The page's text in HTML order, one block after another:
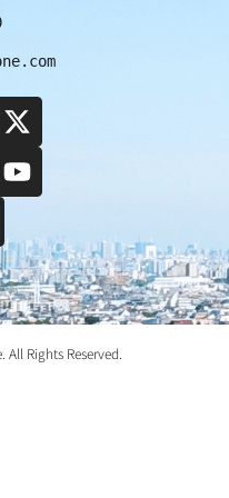
Rights Reserved.